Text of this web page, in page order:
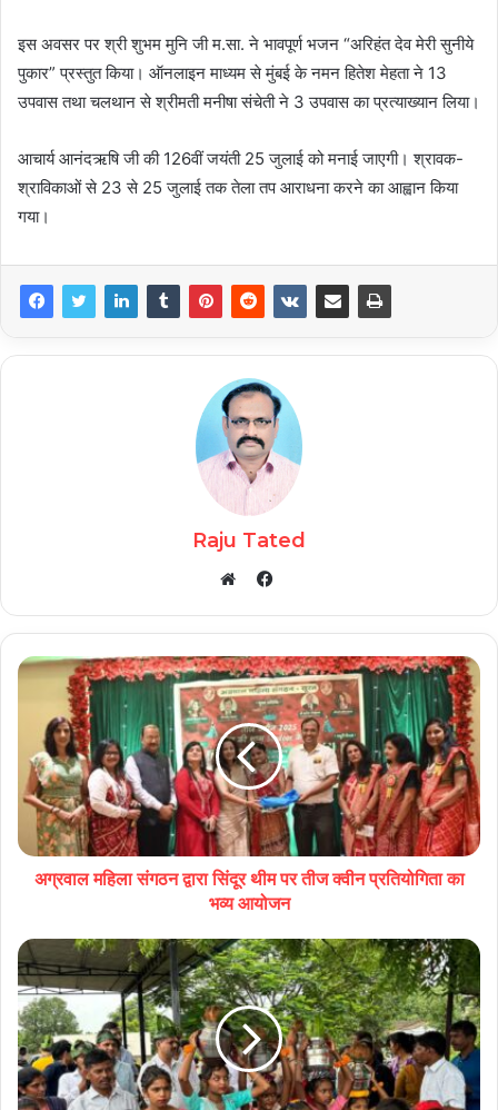
इस अवसर पर श्री शुभम मुनि जी म.सा. ने भावपूर्ण भजन “अरिहंत देव मेरी सुनीये
पुकार” प्रस्तुत किया। ऑनलाइन माध्यम से मुंबई के नमन हितेश मेहता ने 13
उपवास तथा चलथान से श्रीमती मनीषा संचेती ने 3 उपवास का प्रत्याख्यान लिया।
आचार्य आनंदऋषि जी की 126वीं जयंती 25 जुलाई को मनाई जाएगी। श्रावक-
श्राविकाओं से 23 से 25 जुलाई तक तेला तप आराधना करने का आह्वान किया
गया।
Raju Tated
Facebook
अग्रवाल महिला संगठन द्वारा सिंदूर थीम पर तीज क्वीन प्रतियोगिता का
भव्य आयोजन